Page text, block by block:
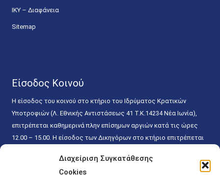
Διαχείριση Συγκατάθεσης
Cookies
ΙΚΥ – Διαφάνεια
Sitemap
Είσοδος Κοινού
Η είσοδος του κοινού στο κτήριο του Ιδρύματος Κρατικών
Υποτροφιών (Λ. Εθνικής Αντιστάσεως 41 T.K.14234 Νέα Ιωνία),
επιτρέπεται καθημερινά πλην επίσημων αργιών κατά τις ώρες
12.00 – 15.00. Η είσοδος των Δικηγόρων στο κτήριο επιτρέπεται
κάθε εργάσιμη ημέρα και ώρα χωρίς κανέναν χρονικό ή άλλο